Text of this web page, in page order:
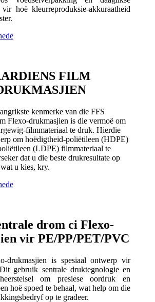
vir hoë kleurreproduksie-akkuraatheid
FILM
kenmerke van die FFS
Flexo-drukmasjien is die vermoë om
filmmateriaal te druk. Hierdie
om hoëdigtheid-poliëtileen (HDPE)
(LDPE) filmmateriaal te
dat u die beste drukresultate op
u kies, kry.
drom ci Flexo-
vir PE/PP/PET/PVC
drukmasjien is spesiaal ontwerp vir
gebruik sentrale druktegnologie en
om presiese oordruk en
hoë spoed te behaal, wat help om die
op te gradeer.